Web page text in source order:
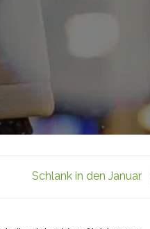
Schlank in den Januar